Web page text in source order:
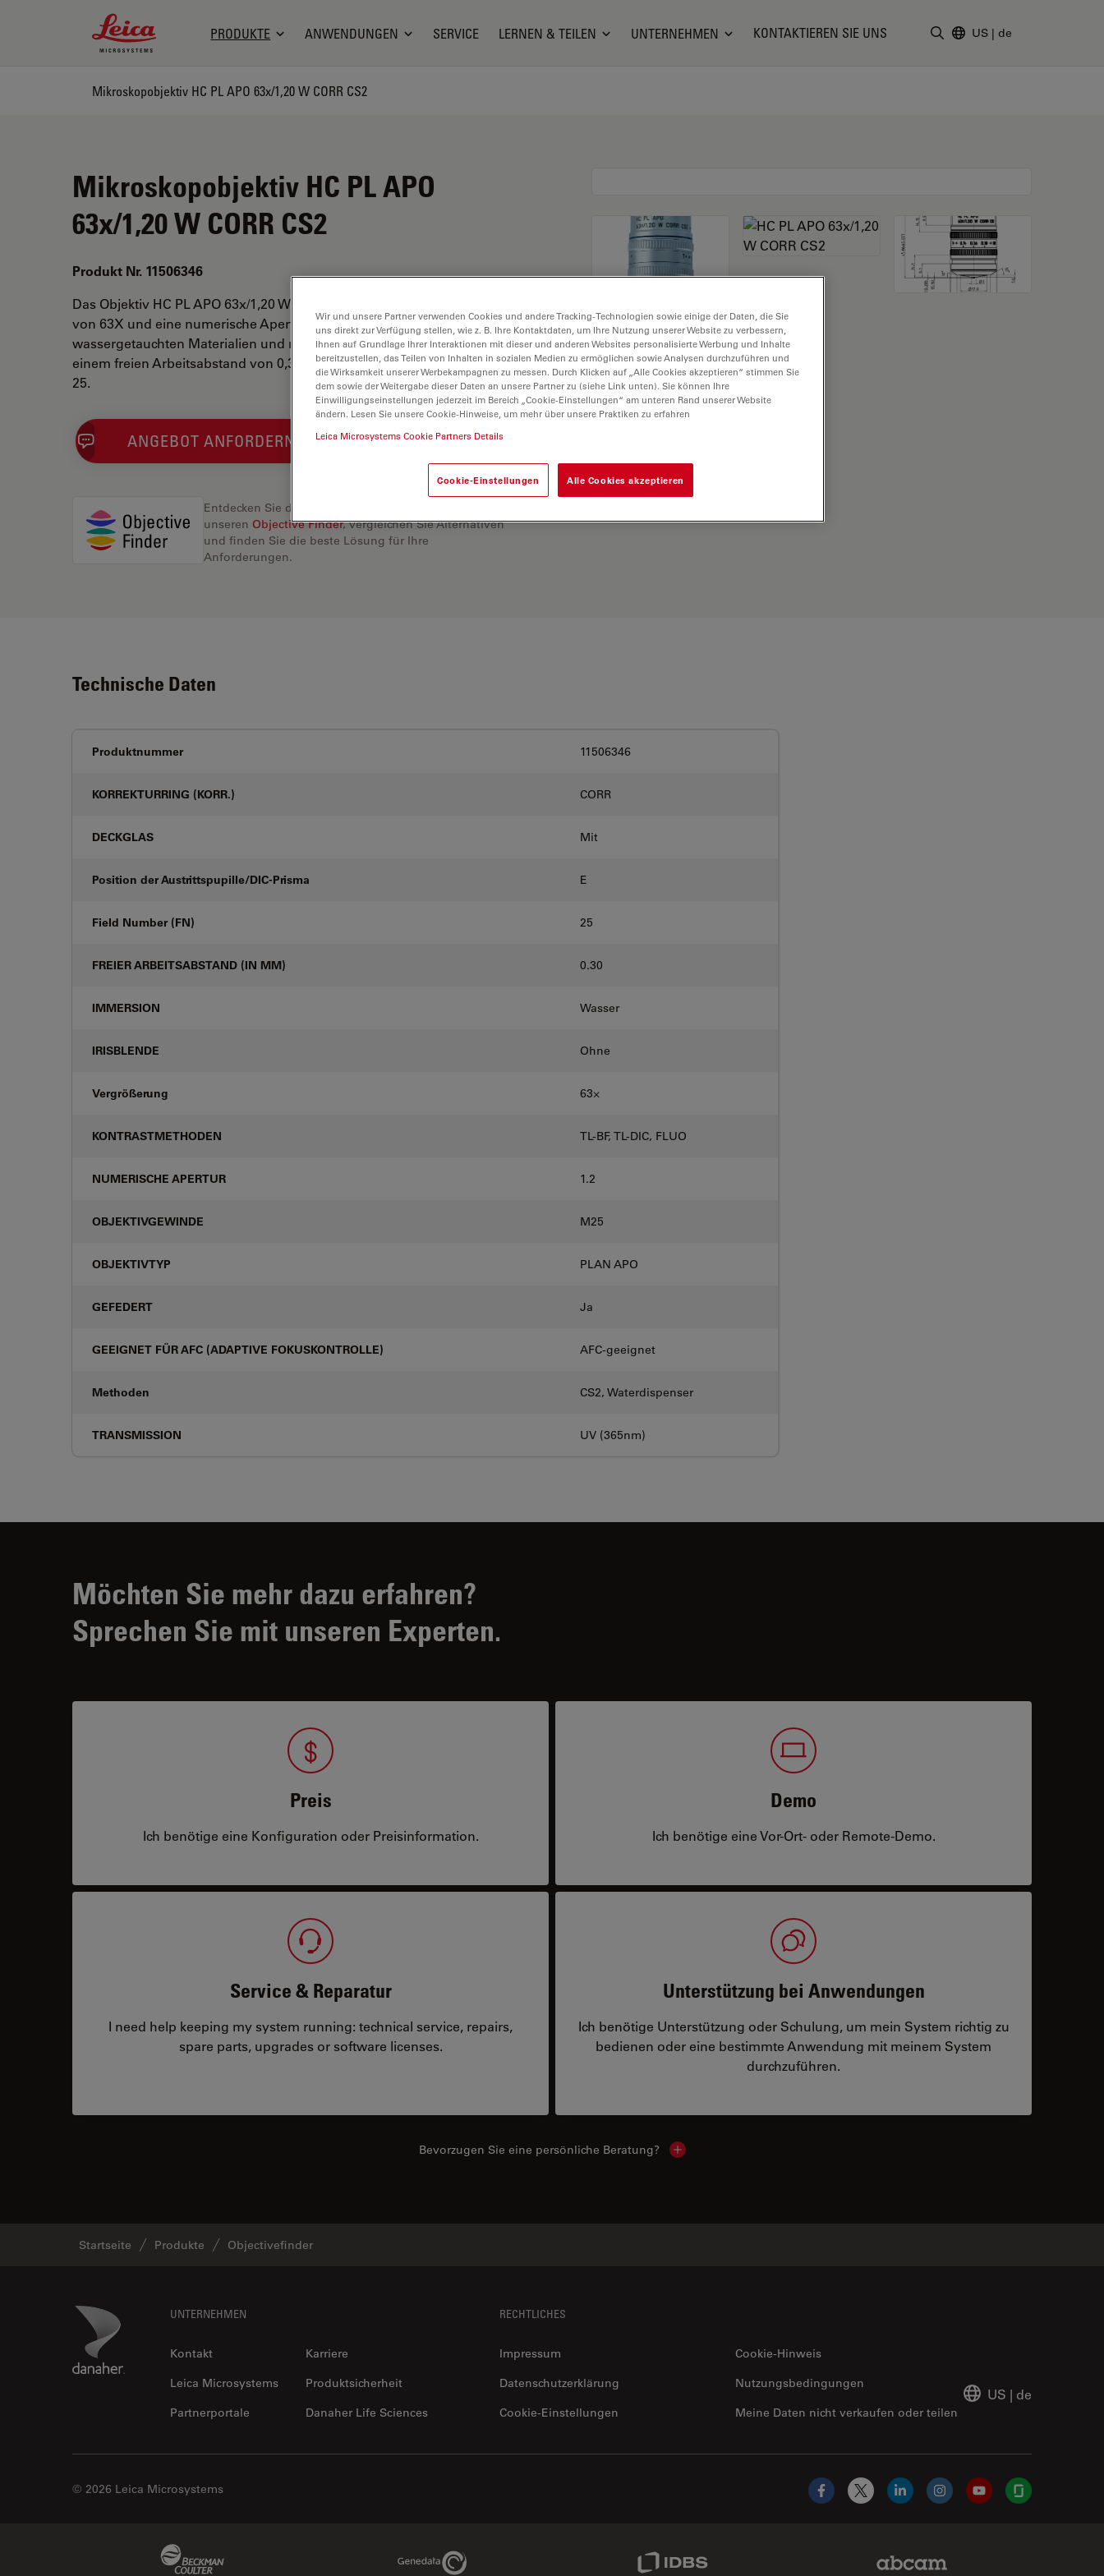
Leica Microsystems Logo
PRODUKTE ANWENDUNGEN SERVICE LERNEN & TEILEN UNTERNEHMEN KONTAKTIEREN SIE UNS US | de
Mikroskopobjektiv HC PL APO 63x/1,20 W CORR CS2
Mikroskopobjektiv HC PL APO
63x/1,20 W CORR CS2
Produkt Nr. 11506346
Das Objektiv HC PL APO 63x/1,20 W CORR CS2 hat eine Vergrößerung
von 63X und eine numerische Apertur von 1,2. Für den Einsatz in
wassergetauchten Materialien und mit einem M25 Objektivgewinde mit
einem freien Arbeitsabstand von 0,30 mm und einem Sichtfeld von FN
25.
ANGEBOT ANFORDERN
Entdecken Sie die perfekte Lösung. Erkunden Sie
unseren Objective Finder, vergleichen Sie Alternativen
und finden Sie die beste Lösung für Ihre
Anforderungen.
Technische Daten
Produktnummer 11506346
KORREKTURRING (KORR.) CORR
DECKGLAS Mit
Position der Austrittspupille/DIC-Prisma E
Field Number (FN) 25
FREIER ARBEITSABSTAND (IN MM) 0.30
IMMERSION Wasser
IRISBLENDE Ohne
Vergrößerung 63⨉
KONTRASTMETHODEN TL-BF, TL-DIC, FLUO
NUMERISCHE APERTUR 1.2
OBJEKTIVGEWINDE M25
OBJEKTIVTYP PLAN APO
GEFEDERT Ja
GEEIGNET FÜR AFC (ADAPTIVE FOKUSKONTROLLE) AFC-geeignet
Methoden CS2, Waterdispenser
TRANSMISSION UV (365nm)
Möchten Sie mehr dazu erfahren?
Sprechen Sie mit unseren Experten.
Preis
Ich benötige eine Konfiguration oder Preisinformation.
Demo
Ich benötige eine Vor-Ort- oder Remote-Demo.
Service & Reparatur
I need help keeping my system running: technical service, repairs,
spare parts, upgrades or software licenses.
Unterstützung bei Anwendungen
Ich benötige Unterstützung oder Schulung, um mein System richtig zu
bedienen oder eine bestimmte Anwendung mit meinem System
durchzuführen.
Bevorzugen Sie eine persönliche Beratung? Show local contacts
Startseite Produkte Objectivefinder
Danaher Logo UNTERNEHMEN
Kontakt
Karriere
Leica Microsystems
Produktsicherheit
Partnerportale
Danaher Life Sciences
RECHTLICHES
Impressum
Cookie-Hinweis
Datenschutzerklärung
Meine Daten nicht verkaufen oder teilen
Nutzungsbedingungen
Cookie-Einstellungen
US | de
© 2026 Leica Microsystems
Facebook
X LinkedInInstagramYouTubeGlassdoor
Genedata Link
Wir und unsere Partner verwenden Cookies und andere Tracking-Technologien sowie einige der Daten, die Sie
uns direkt zur Verfügung stellen, wie z. B. Ihre Kontaktdaten, um Ihre Nutzung unserer Website zu verbessern,
Ihnen auf Grundlage Ihrer Interaktionen mit dieser und anderen Websites personalisierte Werbung und Inhalte
bereitzustellen, das Teilen von Inhalten in sozialen Medien zu ermöglichen sowie Analysen durchzuführen und
die Wirksamkeit unserer Werbekampagnen zu messen. Durch Klicken auf „Alle Cookies akzeptieren“ stimmen Sie
dem sowie der Weitergabe dieser Daten an unsere Partner zu (siehe Link unten). Sie können Ihre
Einwilligungseinstellungen jederzeit im Bereich „Cookie-Einstellungen“ am unteren Rand unserer Website
ändern. Lesen Sie unsere Cookie-Hinweise, um mehr über unsere Praktiken zu erfahren
Leica Microsystems Cookie Partners Details
Cookie-Einstellungen Alle Cookies akzeptieren